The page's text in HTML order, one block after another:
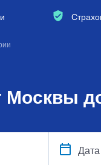
Москвы
Дата